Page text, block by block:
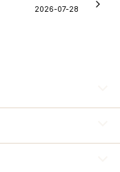
2026-07-28